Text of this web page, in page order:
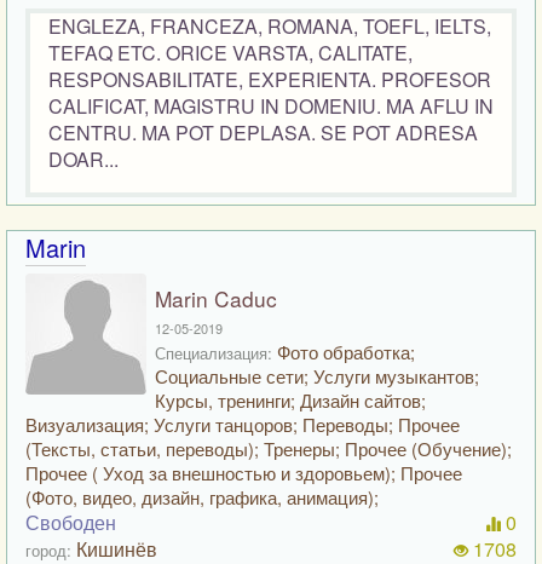
ENGLEZA, FRANCEZA, ROMANA, TOEFL, IELTS,
TEFAQ ETC. ORICE VARSTA, CALITATE,
RESPONSABILITATE, EXPERIENTA. PROFESOR
CALIFICAT, MAGISTRU IN DOMENIU. MA AFLU IN
CENTRU. MA POT DEPLASA. SE POT ADRESA
DOAR...
Marin
Marin Caduc
12-05-2019
Специализация: Фото обработка;
Социальные сети; Услуги музыкантов;
Курсы, тренинги; Дизайн сайтов;
Визуализация; Услуги танцоров; Переводы; Прочее
(Тексты, статьи, переводы); Тренеры; Прочее (Обучение);
Прочее ( Уход за внешностью и здоровьем); Прочее
(Фото, видео, дизайн, графика, анимация);
Свободен
город: Кишинёв
0
1708